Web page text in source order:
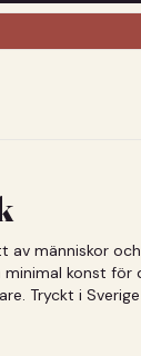
av människor och
konst för
Tryckt i